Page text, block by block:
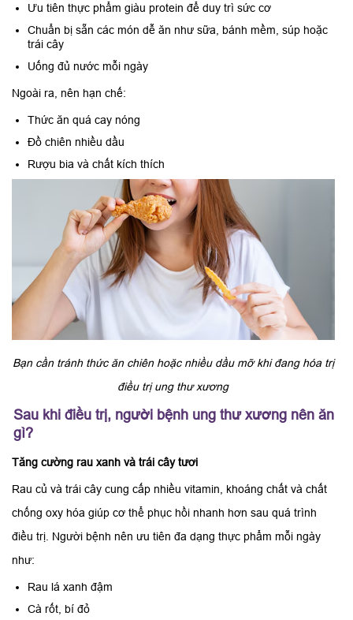
Ưu tiên thực phẩm giàu protein để duy trì sức cơ
Chuẩn bị sẵn các món dễ ăn như sữa, bánh mềm, súp hoặc
trái cây
Uống đủ nước mỗi ngày
Ngoài ra, nên hạn chế:
Thức ăn quá cay nóng
Đồ chiên nhiều dầu
Rượu bia và chất kích thích
Bạn cần tránh thức ăn chiên hoặc nhiều dầu mỡ khi đang hóa trị
điều trị ung thư xương
Sau khi điều trị, người bệnh ung thư xương nên ăn
gì?
Tăng cường rau xanh và trái cây tươi
Rau củ và trái cây cung cấp nhiều vitamin, khoáng chất và chất
chống oxy hóa giúp cơ thể phục hồi nhanh hơn sau quá trình
điều trị. Người bệnh nên ưu tiên đa dạng thực phẩm mỗi ngày
như:
Rau lá xanh đậm
Cà rốt, bí đỏ